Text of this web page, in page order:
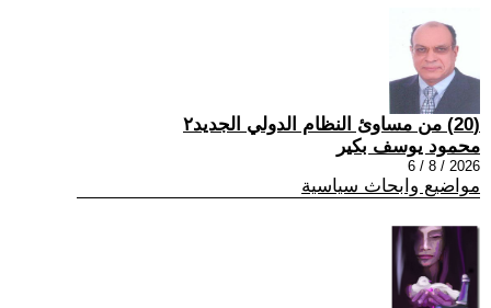
(20) من مساوئ النظام الدولي الجديد٢
محمود يوسف بكير
2026 / 8 / 6
مواضيع وابحاث سياسية